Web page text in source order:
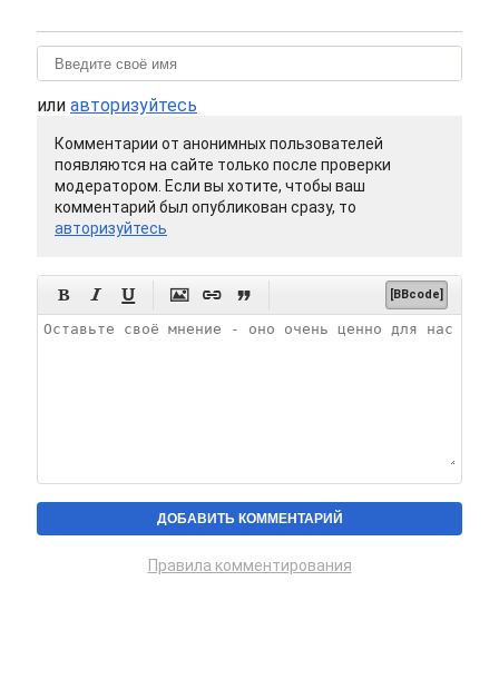
или авторизуйтесь
Комментарии от анонимных пользователей
появляются на сайте только после проверки
модератором. Если вы хотите, чтобы ваш
комментарий был опубликован сразу, то
авторизуйтесь
      [BBcode]
Правила комментирования